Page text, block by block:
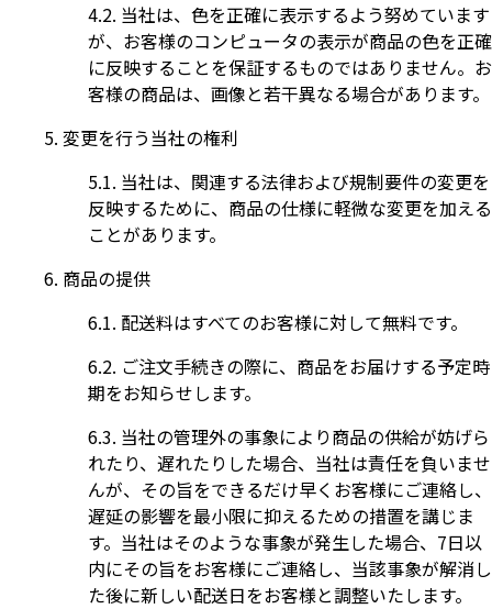
当社は、色を正確に表示するよう努めています
が、お客様のコンピュータの表示が商品の色を正確
に反映することを保証するものではありません。お
客様の商品は、画像と若干異なる場合があります。
変更を行う当社の権利
当社は、関連する法律および規制要件の変更を
反映するために、商品の仕様に軽微な変更を加える
ことがあります。
商品の提供
配送料はすべてのお客様に対して無料です。
ご注文手続きの際に、商品をお届けする予定時
期をお知らせします。
当社の管理外の事象により商品の供給が妨げら
れたり、遅れたりした場合、当社は責任を負いませ
んが、その旨をできるだけ早くお客様にご連絡し、
遅延の影響を最小限に抑えるための措置を講じま
す。当社はそのような事象が発生した場合、7日以
内にその旨をお客様にご連絡し、当該事象が解消し
た後に新しい配送日をお客様と調整いたします。